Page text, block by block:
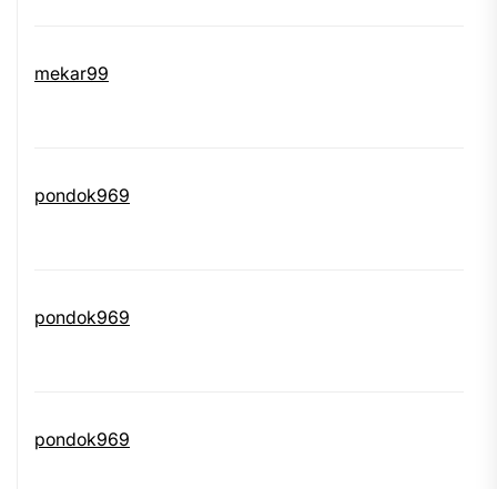
mekar99
pondok969
pondok969
pondok969